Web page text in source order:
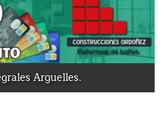
Arguelles.